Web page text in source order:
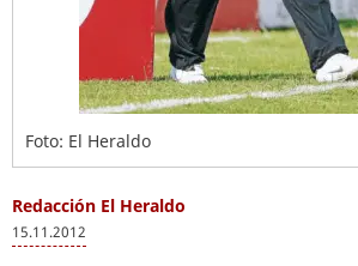
Foto: El Heraldo
Redacción El Heraldo
15.11.2012